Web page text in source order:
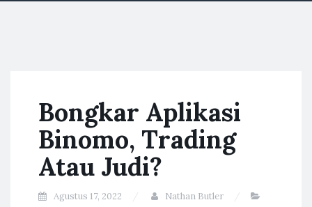
Bongkar Aplikasi
Binomo, Trading
Atau Judi?
Agustus 17, 2022
Nathan Butler